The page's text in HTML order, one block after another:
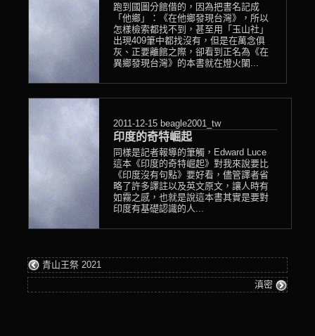
跑到國圖分館借的，因為把書名記成
「他鄉」：《在他鄉發現台灣》，所以
怎樣檢索都找不到，甚至用「玉山社」
出現409筆中都找沒有，但是在萬念俱
灰、正要離館之際，卻看到正名為《在
異鄉發現台灣》的本書就在燈火闌...
2011-12-15 beagle2001_tw
印度的奇特崛起
同樣是記者報導的筆觸，Edward Luce
這本《印度的奇特崛起》對我來說要比
《印度沒有句點》要好看，儘管譯者省
略了許多譯註以及英文原文，讓人時有
如霧之感，也就是說這本書其實是要對
印度有基礎認識的人...
青山王祭 2021
滇密